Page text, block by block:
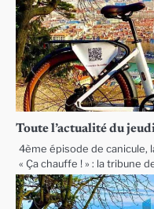
Toute l’actualité du
4ème épisode de canicule,
« Ça chauffe ! » : la tribune